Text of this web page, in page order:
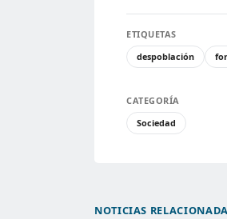
ETIQUETAS
despoblación
CATEGORÍA
Sociedad
NOTICIAS